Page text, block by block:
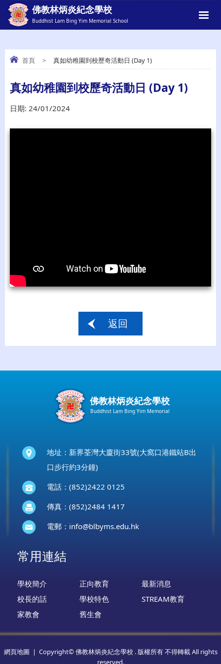
佛教林炳炎紀念學校
Buddhist Lam Bing Yim Memorial School
真如幼稚園到校歷奇活動日 (DAY 1)
首頁 > 真如幼稚園到校歷奇活動日 (Day 1)
真如幼稚園到校歷奇活動日 (Day 1)
日期: 24/01/2024
返回
佛教林炳炎紀念學校
Buddhist Lam Bing Yim Memorial
地址：新界荃灣大廈街33號(大窩口港鐵站B出
口步行約3分鐘)
電話：(852)2422 0125
傳真：(852)2484 1417
電郵： info@blbyms.edu.hk
常用連結
學校簡介 正向教育
最新消息
校長的話
學校特色
STREAM教育
家教會
舊生會
網頁地圖 | Copyright© 佛教林炳炎紀念學校 . 版權所有 不得轉載 All rights
reserved.